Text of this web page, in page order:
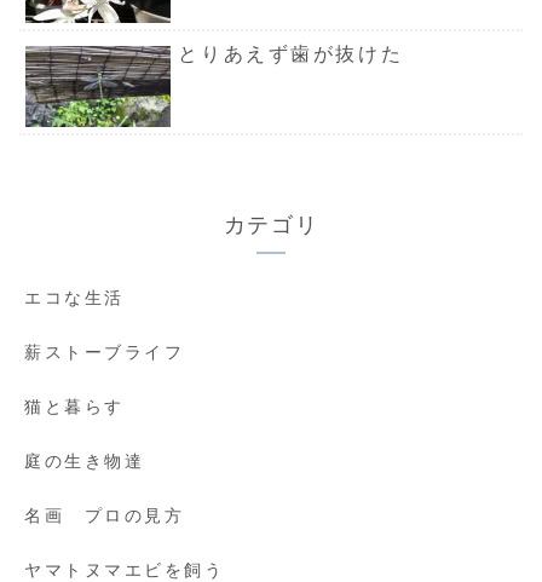
とりあえず歯が抜けた
カテゴリ
エコな生活
薪ストーブライフ
猫と暮らす
庭の生き物達
名画 プロの見方
ヤマトヌマエビを飼う